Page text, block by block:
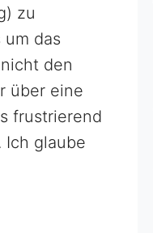
zu
das
den
über eine
frustrierend
Ich glaube